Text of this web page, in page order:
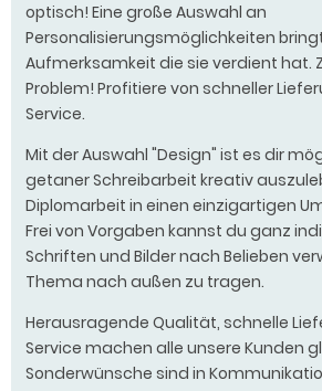
optisch! Eine große Auswahl an
Personalisierungsmöglichkeiten
Aufmerksamkeit die sie verdient hat.
Problem! Profitiere von schneller
Service.
Mit der Auswahl "Design" ist es dir
getaner Schreibarbeit kreativ
Diplomarbeit in einen einzigartigen
Frei von Vorgaben kannst du ganz
Schriften und Bilder nach Belieben
Thema nach außen zu tragen.
Herausragende Qualität, schnelle
Service machen alle unsere Kunden
Sonderwünsche sind in